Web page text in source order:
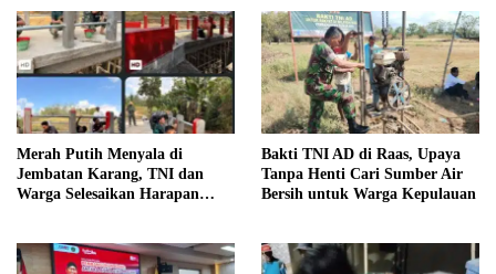
Merah Putih Menyala di
Jembatan Karang, TNI dan
Warga Selesaikan Harapan
Bakti TNI AD di Raas, Upaya
Tanpa Henti Cari Sumber Air
Bersih untuk Warga Kepulauan